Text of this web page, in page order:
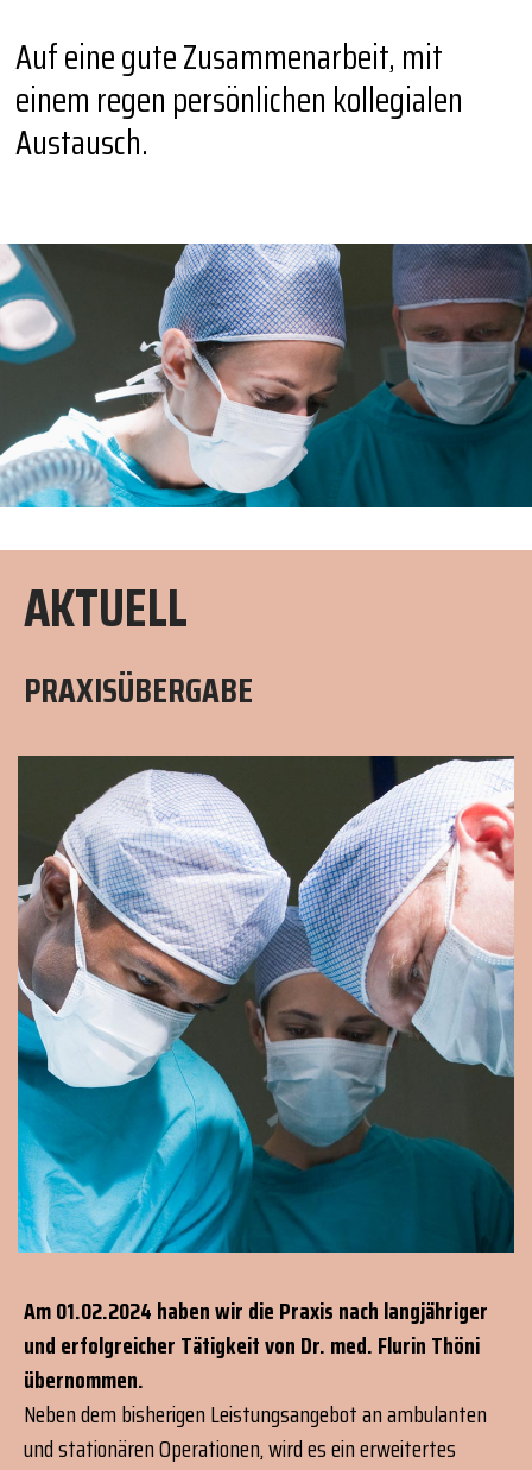
Auf eine gute Zusammenarbeit, mit
einem regen persönlichen kollegialen
Austausch.
AKTUELL
PRAXISÜBERGABE
Am 01.02.2024 haben wir die Praxis nach langjähriger
und erfolgreicher Tätigkeit von Dr. med. Flurin Thöni
übernommen.
Neben dem bisherigen Leistungsangebot an ambulanten
und stationären Operationen, wird es ein erweitertes